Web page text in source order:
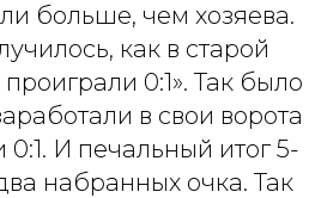
больше, чем хозяева.
как в старой
0:1». Так было
в свои ворота
И печальный итог 5-
набранных очка. Так